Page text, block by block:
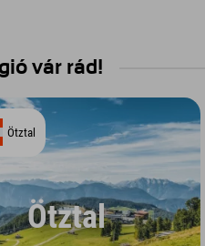
vár rád!
Ötztal
Ötztal